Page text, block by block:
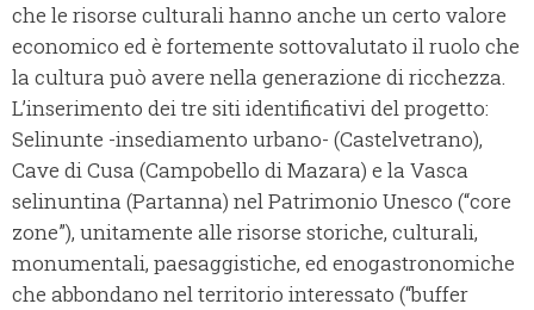
che le risorse culturali hanno anche un certo valore
economico ed è fortemente sottovalutato il ruolo che
la cultura può avere nella generazione di ricchezza.
L’inserimento dei tre siti identificativi del progetto:
Selinunte -insediamento urbano- (Castelvetrano),
Cave di Cusa (Campobello di Mazara) e la Vasca
selinuntina (Partanna) nel Patrimonio Unesco (“core
zone”), unitamente alle risorse storiche, culturali,
monumentali, paesaggistiche, ed enogastronomiche
che abbondano nel territorio interessato (“buffer